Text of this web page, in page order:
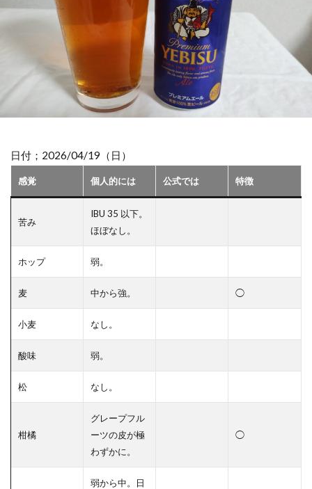
日付；2026/04/19（日）
感覚 個人的には 公式では 特徴
苦み
IBU 35 以下。
ほぼなし。
ホップ 弱。
麦 中から強。 ◯
小麦 なし。
酸味 弱。
松 なし。
柑橘
グレープフル
ーツの皮が極
わずかに。
◯
弱から中。日